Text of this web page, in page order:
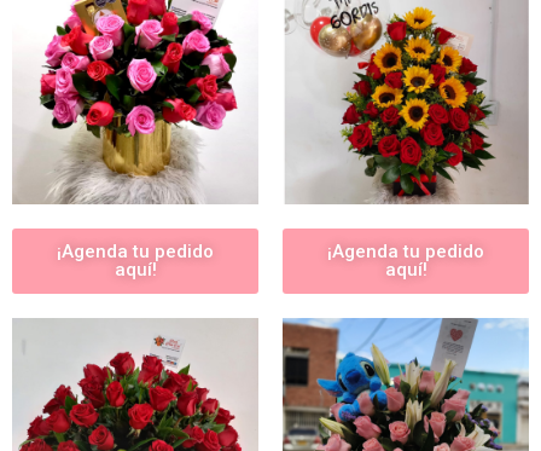
¡Agenda tu pedido
aquí!
¡Agenda tu pedido
aquí!